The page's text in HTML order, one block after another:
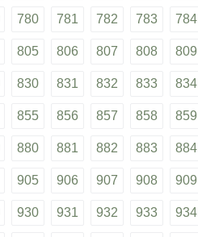
780 781 782 783 784
805 806 807 808 809
830 831 832 833 834
855 856 857 858 859
880 881 882 883 884
905 906 907 908 909
930 931 932 933 934